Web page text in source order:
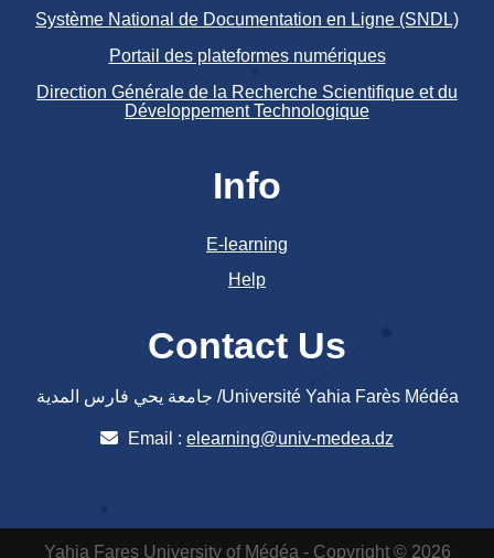
Système National de Documentation en Ligne (SNDL)
Portail des plateformes numériques
Direction Générale de la Recherche Scientifique et du
Développement Technologique
Info
E-learning
Help
Contact Us
جامعة يحي فارس المدية /Université Yahia Farès Médéa
Email : elearning@univ-medea.dz
Yahia Fares University of Médéa - Copyright © 2026